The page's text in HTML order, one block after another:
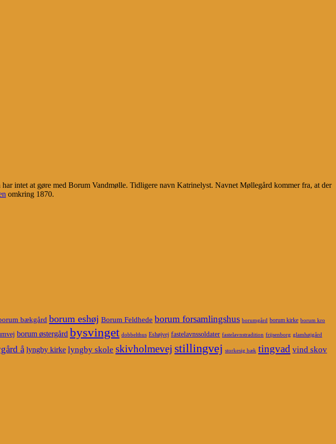
intet at gøre med Borum Vandmølle. Tidligere navn Katrinelyst. Navnet Møllegård kommer fra, at der
omkring 1870.
bækgård borum eshøj Borum Feldhede borum forsamlingshus borumgård borum kirke borum kro
borum østergård bysvinget dobbelthus Eshøjvej fastelavnssoldater fastelavnstradition frijsenborg glamhøjgård
å lyngby kirke lyngby skole skivholmevej stillingvej storkesig bæk tingvad vind skov